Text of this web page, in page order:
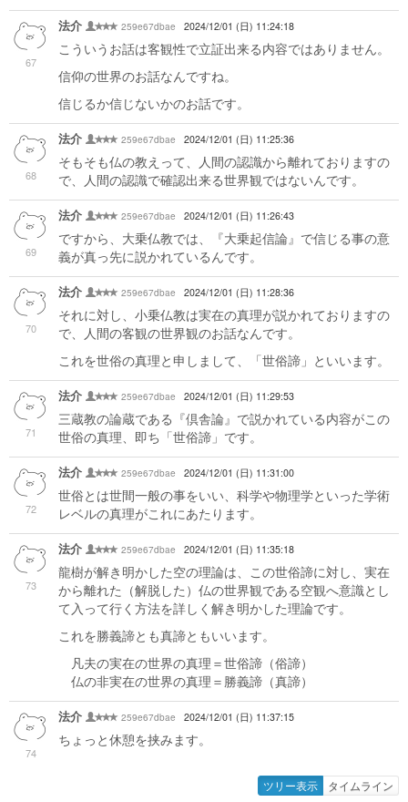
67
法介 259e67dbae 2024/12/01 (日) 11:24:18
こういうお話は客観性で立証出来る内容ではありません。
信仰の世界のお話なんですね。
信じるか信じないかのお話です。
68
法介 259e67dbae 2024/12/01 (日) 11:25:36
そもそも仏の教えって、人間の認識から離れておりますの
で、人間の認識で確認出来る世界観ではないんです。
69
法介 259e67dbae 2024/12/01 (日) 11:26:43
ですから、大乗仏教では、『大乗起信論』で信じる事の意
義が真っ先に説かれているんです。
70
法介 259e67dbae 2024/12/01 (日) 11:28:36
それに対し、小乗仏教は実在の真理が説かれておりますの
で、人間の客観の世界観のお話なんです。
これを世俗の真理と申しまして、「世俗諦」といいます。
71
法介 259e67dbae 2024/12/01 (日) 11:29:53
三蔵教の論蔵である『倶舎論』で説かれている内容がこの
世俗の真理、即ち「世俗諦」です。
72
法介 259e67dbae 2024/12/01 (日) 11:31:00
世俗とは世間一般の事をいい、科学や物理学といった学術
レベルの真理がこれにあたります。
73
法介 259e67dbae 2024/12/01 (日) 11:35:18
龍樹が解き明かした空の理論は、この世俗諦に対し、実在
から離れた（解脱した）仏の世界観である空観へ意識とし
て入って行く方法を詳しく解き明かした理論です。
これを勝義諦とも真諦ともいいます。
凡夫の実在の世界の真理＝世俗諦（俗諦）
仏の非実在の世界の真理＝勝義諦（真諦）
74
法介 259e67dbae 2024/12/01 (日) 11:37:15
ちょっと休憩を挟みます。
ツリー表示 タイムライン